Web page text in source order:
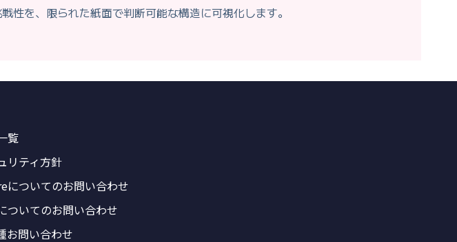
性を、限られた紙面で判断可能な構造に可視化します。
覧
リティ方針
についてのお問い合わせ
ついてのお問い合わせ
お問い合わせ